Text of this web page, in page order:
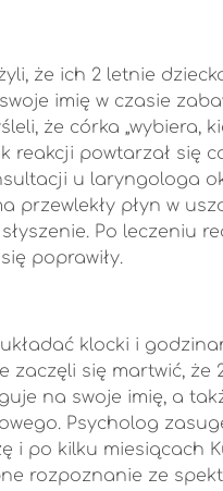
że ich 2 letnie
imię w czasie
że córka „wybiera,
reakcji powtarzał się
u laryngologa
przewlekły płyn w
Po leczeniu
poprawiły.
klocki i
zaczęli się martwić, że
na swoje imię, a
Psycholog
i po kilku miesiącach
rozpoznanie ze